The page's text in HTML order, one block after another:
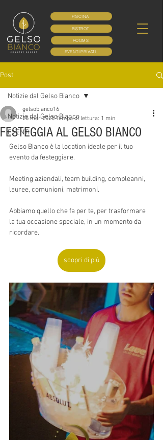
PISCINA
BISTROT
ROOMS
EVENTI PRIVATI
Post
Notizie dal Gelso Bianco
EVENTI
Notizie dal Gelso Bianco
FESTEGGIA AL GELSO BIANCO
gelsobianco16
25 mar 2025 Tempo di lettura: 1 min
Gelso Bianco è la location ideale per il tuo
evento da festeggiare.
Meeting aziendali, team building, compleanni,
lauree, comunioni, matrimoni.
Abbiamo quello che fa per te, per trasformare
la tua occasione speciale, in un momento da
ricordare.
scopri di più